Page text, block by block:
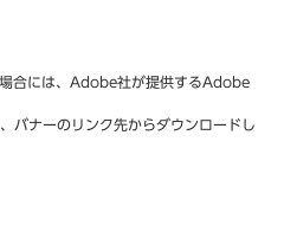
合には、Adobe社が提供するAdobe
バナーのリンク先からダウンロードし